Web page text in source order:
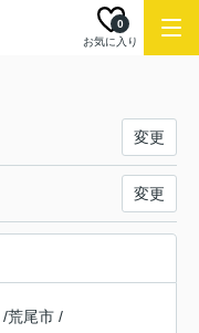
お気に入り
0
変更
変更
/荒尾市 /